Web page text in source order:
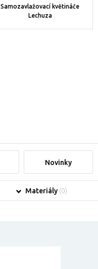
Samozavlažovací květináče
Lechuza
Novinky
Materiály (0)